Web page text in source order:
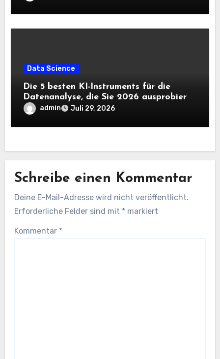
Data Science
Die 5 besten KI-Instruments für die
Datenanalyse, die Sie 2026 ausprobieren
solltenadmin Juli 29, 2026
Schreibe einen Kommentar
Deine E-Mail-Adresse wird nicht veröffentlicht.
Erforderliche Felder sind mit * markiert
Kommentar *